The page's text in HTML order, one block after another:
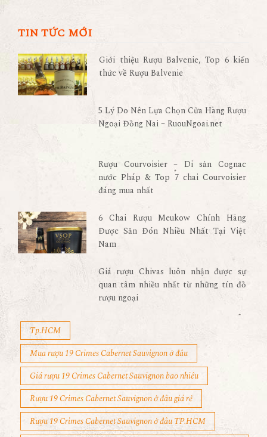
TIN TỨC MỚI
Giới thiệu Rượu Balvenie, Top 6 kiến
thức về Rượu Balvenie
5 Lý Do Nên Lựa Chọn Cửa Hàng Rượu
Ngoại Đồng Nai – RuouNgoai.net
Rượu Courvoisier – Di sản Cognac
nước Pháp & Top 7 chai Courvoisier
đáng mua nhất
6 Chai Rượu Meukow Chính Hãng
Được Săn Đón Nhiều Nhất Tại Việt
Nam
Giá rượu Chivas luôn nhận được sự
quan tâm nhiều nhất từ những tín đồ
rượu ngoại
Tp.HCM
Mua rượu 19 Crimes Cabernet Sauvignon ở đâu
Giá rượu 19 Crimes Cabernet Sauvignon bao nhiêu
Rượu 19 Crimes Cabernet Sauvignon ở đâu giá rẻ
Rượu 19 Crimes Cabernet Sauvignon ở đâu TP.HCM